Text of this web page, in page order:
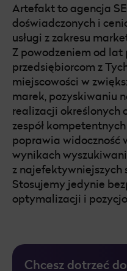
Pozycjonowanie
Pozycjonowanie Tychy
Pozycjonowanie Bielsko-
Pozycjonowanie Rzeszów
Pozycjonowanie
Pozycjonowanie
Pozycjonowanie
Pozycjonowanie Chorzów
Artefakt to agencja
doświadczonych i
usługi z zakresu
Z powodzeniem od
przedsiębiorcom z
miejscowości w
marek, pozyskiwaniu
realizacji określonych
zespół
poprawia widoczność
wynikach
z najefektywniejszych
Stosujemy jedynie
optymalizacji i
Chcesz dotrzeć